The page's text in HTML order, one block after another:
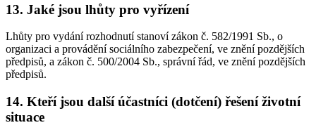
13. Jaké jsou lhůty pro vyřízení
Lhůty pro vydání rozhodnutí stanoví zákon č. 582/1991 Sb., o
organizaci a provádění sociálního zabezpečení, ve znění pozdějších
předpisů, a zákon č. 500/2004 Sb., správní řád, ve znění pozdějších
předpisů.
14. Kteří jsou další účastníci (dotčení) řešení životní
situace